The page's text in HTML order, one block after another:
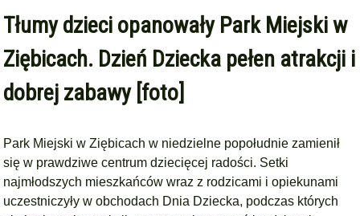
Tłumy dzieci opanowały Park Miejski w
Ziębicach. Dzień Dziecka pełen atrakcji i
dobrej zabawy [foto]
Park Miejski w Ziębicach w niedzielne popołudnie zamienił
się w prawdziwe centrum dziecięcej radości. Setki
najmłodszych mieszkańców wraz z rodzicami i opiekunami
uczestniczyły w obchodach Dnia Dziecka, podczas których